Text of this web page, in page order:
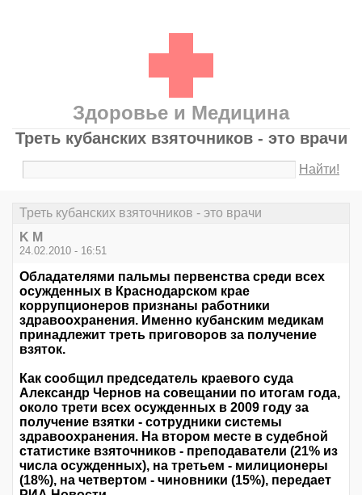
Здоровье и Медицина
Треть кубанских взяточников - это врачи
Найти!
Треть кубанских взяточников - это врачи
K M
24.02.2010 - 16:51
Обладателями пальмы первенства среди всех
осужденных в Краснодарском крае
коррупционеров признаны работники
здравоохранения. Именно кубанским медикам
принадлежит треть приговоров за получение
взяток.
Как сообщил председатель краевого суда
Александр Чернов на совещании по итогам года,
около трети всех осужденных в 2009 году за
получение взятки - сотрудники системы
здравоохранения. На втором месте в судебной
статистике взяточников - преподаватели (21% из
числа осужденных), на третьем - милиционеры
(18%), на четвертом - чиновники (15%), передает